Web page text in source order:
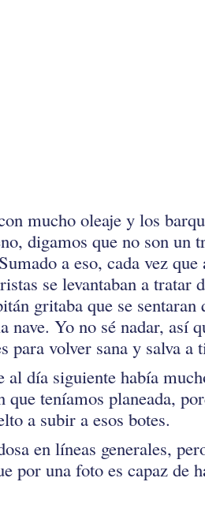
mucho oleaje y los
digamos que no son un
a eso, cada vez
se levantaban a tratar
gritaba que se sentaran
nave. Yo no sé nadar, así
para volver sana y salva
al día siguiente había
que teníamos planeada,
a subir a esos botes.
en líneas generales,
por una foto es capaz de